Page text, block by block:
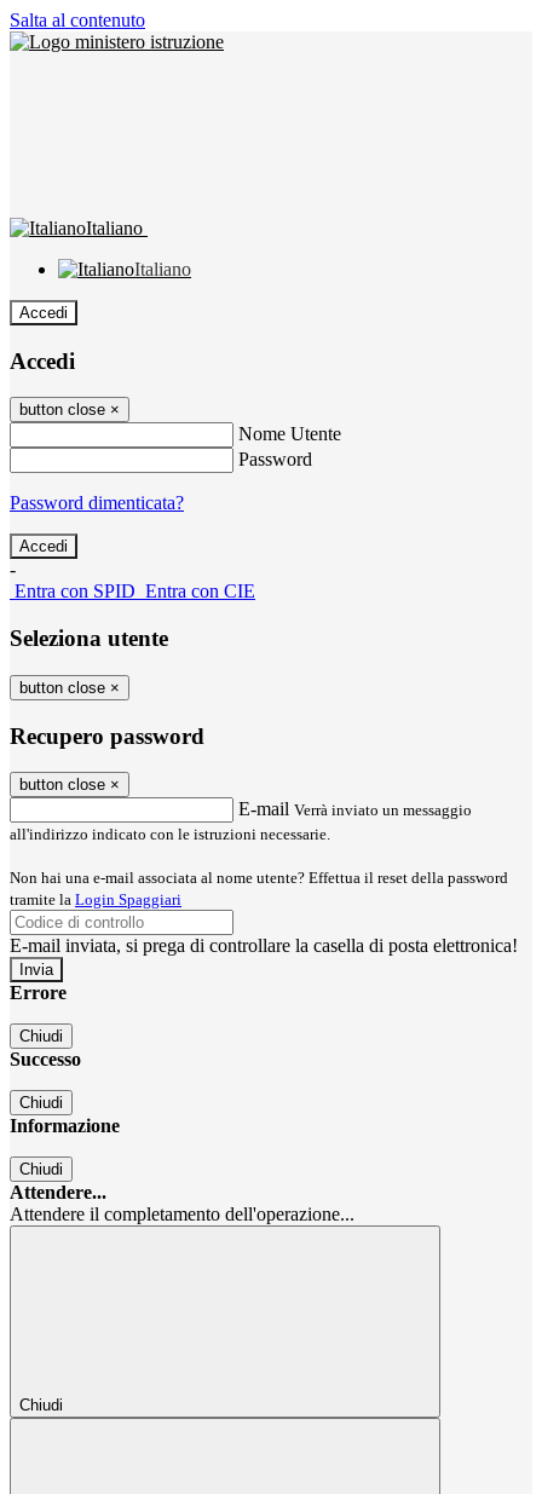
Salta al contenuto
Italiano
Italiano
Accedi
Accedi
button close ×
Nome Utente
Password
Password dimenticata?
-
Entra con SPID Entra con CIE
Seleziona utente
button close ×
Recupero password
button close ×
E-mail Verrà inviato un messaggio
all'indirizzo indicato con le istruzioni necessarie.
Non hai una e-mail associata al nome utente? Effettua il reset della password
tramite la Login Spaggiari
E-mail inviata, si prega di controllare la casella di posta elettronica!
Errore
Chiudi
Successo
Chiudi
Informazione
Chiudi
Attendere...
Attendere il completamento dell'operazione...
Chiudi